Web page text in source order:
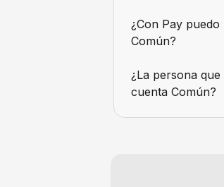
¿Con Pay
Común?
¿La persona
cuenta Común?